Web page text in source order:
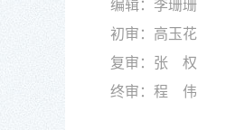
编辑：李珊珊
初审：高玉花
复审：张 权
终审：程
伟